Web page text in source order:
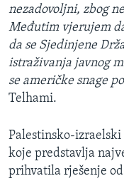
nezadovoljni, zbog
Međutim vjerujem
da se Sjedinjene
istraživanja javnog
se američke snage
Telhami.
Palestinsko-
koje predstavlja
prihvatila rješenje